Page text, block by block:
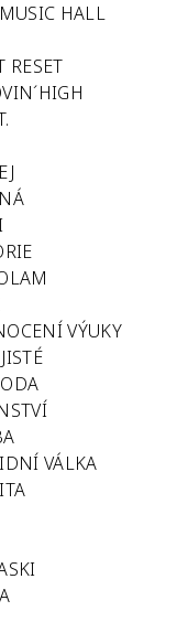
HALL
RESET
VÝUKY
VÁLKA